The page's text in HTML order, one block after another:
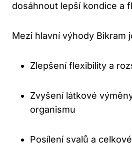
dosáhnout lepší kondice a
Mezi hlavní výhody Bikram
Zlepšení flexibility a
Zvyšení látkové
organismu
Posílení svalů a